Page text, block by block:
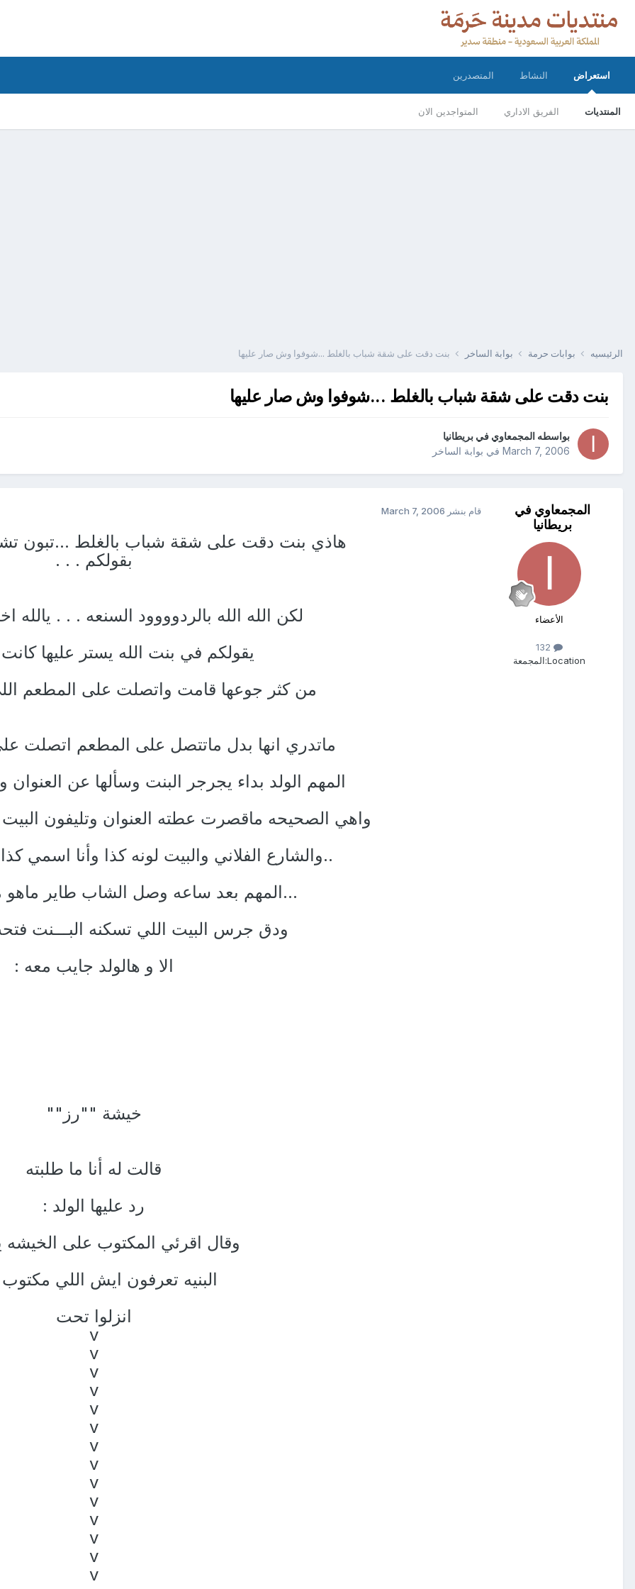
استعراض
المنتديات الفريق الاداري المتواجدين الان
النشاط المتصدرين
الرئيسيه بوابات حرمة بوابة الساخر بنت دقت على شقة شباب بالغلط ...شوفوا وش صار عليها
بنت دقت على شقة شباب بالغلط ...شوفوا وش صار عليها
بواسطه المجمعاوي في بريطانيا
March 7, 2006 في بوابة الساخر
المجمعاوي في
بريطانيا
الأعضاء
Location: المجمعة
قام بنشر March 7, 2006
هاذي بنت دقت على شقة شباب بالغلط ...تبون
بقولكم . . .
لكن الله الله بالردوووود السنعه . . . يالله
يقولكم في بنت الله يستر عليها
من كثر جوعها قامت واتصلت على المطعم
ماتدري انها بدل ماتتصل على المطعم اتصلت
المهم الولد بداء يجرجر البنت وسألها عن العنوان
واهي الصحيحه ماقصرت عطته العنوان وتليفون البيت
..والشارع الفلاني والبيت لونه كذا وأنا اسمي
...المهم بعد ساعه وصل الشاب طاير
ودق جرس البيت اللي تسكنه البـــنت
الا و هالولد جايب معه :
خيشة ""رز""
قالت له أنا ما طلبته
رد عليها الولد :
وقال اقرئي المكتوب على الخيشه
البنيه تعرفون ايش اللي مكتوب
انزلوا تحت
v
v
v
v
v
v
v
v
v
v
v
v
v
v